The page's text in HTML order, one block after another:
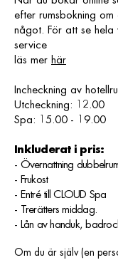
efter rumsbokning om
något. För att se
service
läs mer här
Incheckning av
Utcheckning: 12.00
Spa:
15.00 - 19.00
Inkluderat i pris:
- Övernattning
- Frukost
- Entré till CLOUD Spa
- Trerätters middag.
- Lån av handuk,
Om du är själv (en